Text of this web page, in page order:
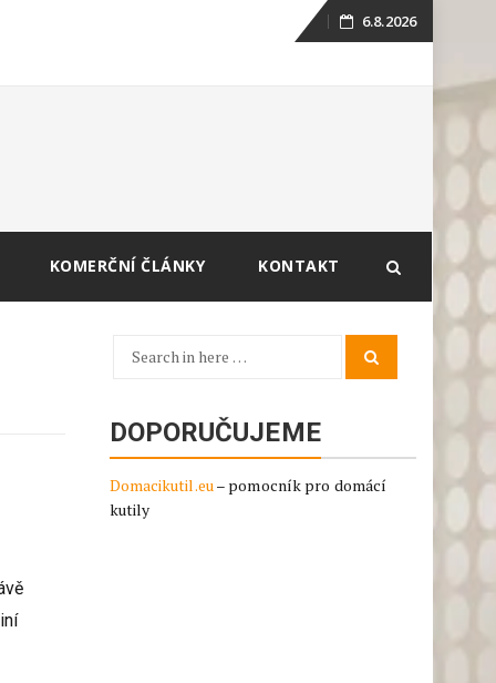
Skip
6.8.2026
KOMERČNÍ ČLÁNKY KONTAKT
Search
DOPORUČUJEME
Domacikutil.eu– pomocník pro domácí
kutily